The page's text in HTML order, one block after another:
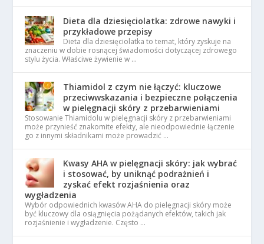
Dieta dla dziesięciolatka: zdrowe nawyki i
przykładowe przepisy
Dieta dla dziesięciolatka to temat, który zyskuje na
znaczeniu w dobie rosnącej świadomości dotyczącej zdrowego
stylu życia. Właściwe żywienie w …
Thiamidol z czym nie łączyć: kluczowe
przeciwwskazania i bezpieczne połączenia
w pielęgnacji skóry z przebarwieniami
Stosowanie Thiamidolu w pielęgnacji skóry z przebarwieniami
może przynieść znakomite efekty, ale nieodpowiednie łączenie
go z innymi składnikami może prowadzić …
Kwasy AHA w pielęgnacji skóry: jak wybrać
i stosować, by uniknąć podrażnień i
zyskać efekt rozjaśnienia oraz
wygładzenia
Wybór odpowiednich kwasów AHA do pielęgnacji skóry może
być kluczowy dla osiągnięcia pożądanych efektów, takich jak
rozjaśnienie i wygładzenie. Często …